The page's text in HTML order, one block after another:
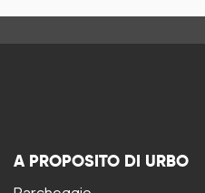
A PROPOSITO DI URBO